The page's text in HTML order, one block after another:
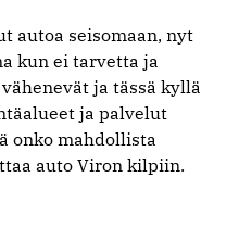
autoa seisomaan, nyt
kun ei tarvetta ja
ja tässä kyllä
ja palvelut
onko mahdollista
auto Viron kilpiin.